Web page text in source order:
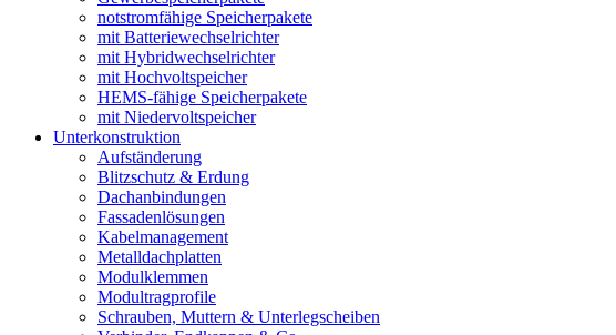
notstromfähige Speicherpakete
mit Batteriewechselrichter
mit Hybridwechselrichter
mit Hochvoltspeicher
HEMS-fähige Speicherpakete
mit Niedervoltspeicher
Unterkonstruktion
Aufständerung
Blitzschutz & Erdung
Dachanbindungen
Fassadenlösungen
Kabelmanagement
Metalldachplatten
Modulklemmen
Modultragprofile
Schrauben, Muttern & Unterlegscheiben